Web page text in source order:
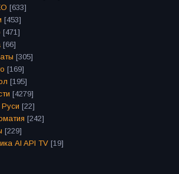
[633]
[453]
[471]
[66]
[305]
[169]
[195]
[4279]
Руси [22]
[242]
[229]
AI API TV [19]